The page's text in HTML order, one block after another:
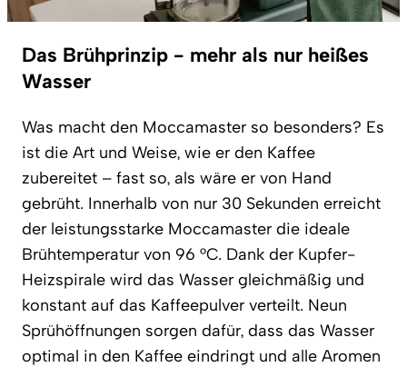
Das Brühprinzip - mehr als nur heißes
Wasser
Was macht den Moccamaster so besonders? Es
ist die Art und Weise, wie er den Kaffee
zubereitet – fast so, als wäre er von Hand
gebrüht. Innerhalb von nur 30 Sekunden erreicht
der leistungsstarke Moccamaster die ideale
Brühtemperatur von 96 °C. Dank der Kupfer-
Heizspirale wird das Wasser gleichmäßig und
konstant auf das Kaffeepulver verteilt. Neun
Sprühöffnungen sorgen dafür, dass das Wasser
optimal in den Kaffee eindringt und alle Aromen